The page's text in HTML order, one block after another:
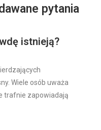
pytania
istnieją?
Wiele osób uważa
trafnie zapowiadają